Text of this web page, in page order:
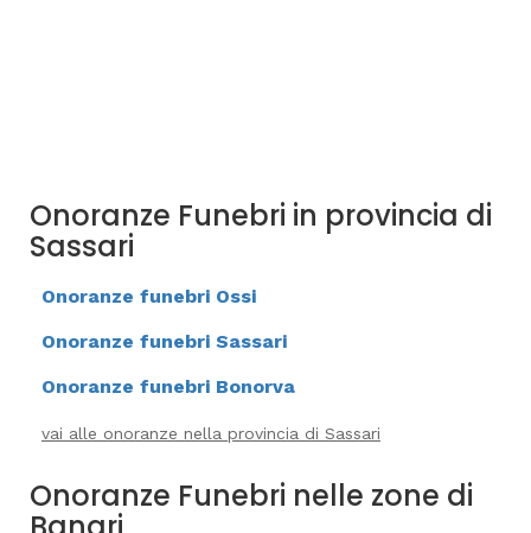
Onoranze Funebri in provincia di
Sassari
Onoranze funebri Ossi
Onoranze funebri Sassari
Onoranze funebri Bonorva
vai alle onoranze nella provincia di Sassari
Onoranze Funebri nelle zone di